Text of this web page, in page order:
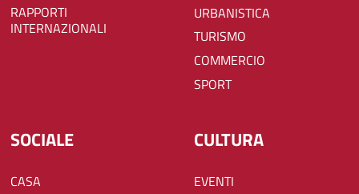
RAPPORTI
INTERNAZIONALI
URBANISTICA
TURISMO
COMMERCIO
SPORT
SOCIALE
CASA
CULTURA
EVENTI